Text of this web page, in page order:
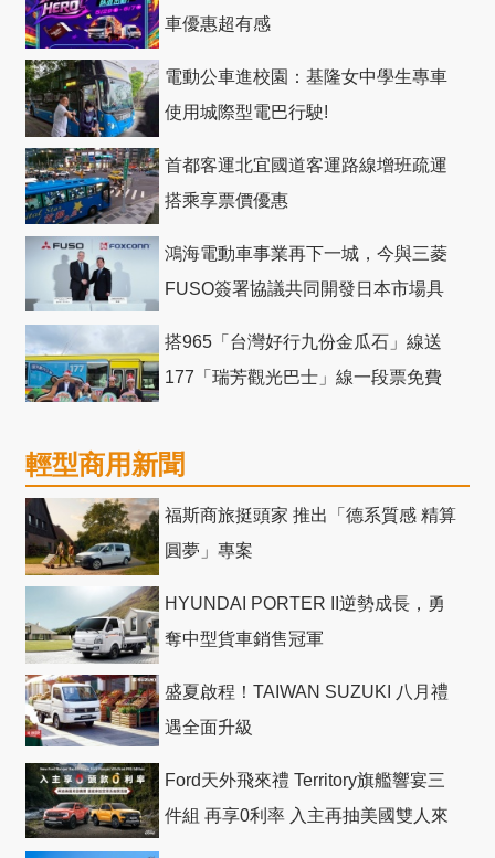
車優惠超有感
電動公車進校園：基隆女中學生專車
使用城際型電巴行駛!
首都客運北宜國道客運路線增班疏運
搭乘享票價優惠
鴻海電動車事業再下一城，今與三菱
FUSO簽署協議共同開發日本市場具
搭965「台灣好行九份金瓜石」線送
177「瑞芳觀光巴士」線一段票免費
輕型商用新聞
福斯商旅挺頭家 推出「德系質感 精算
圓夢」專案
HYUNDAI PORTER II逆勢成長，勇
奪中型貨車銷售冠軍
盛夏啟程！TAIWAN SUZUKI 八月禮
遇全面升級
Ford天外飛來禮 Territory旗艦響宴三
件組 再享0利率 入主再抽美國雙人來